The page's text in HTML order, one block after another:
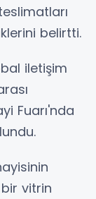
belirtti.
iletişim
Fuarı'nda
vitrin